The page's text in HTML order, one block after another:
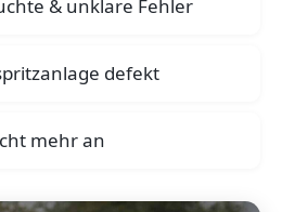
& unklare Fehler
defekt
mehr an